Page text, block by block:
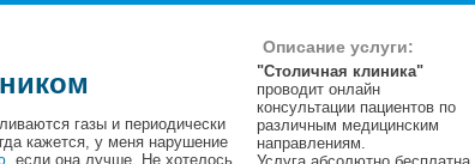
газы и периодически
кажется, у меня нарушение
, если она лучше. Не хотелось
Описание услуги:
"Столичная клиника"
проводит онлайн
консультации пациентов по
различным медицинским
направлениям.